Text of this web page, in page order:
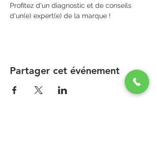
Profitez d'un diagnostic et de conseils
d'un(e) expert(e) de la marque !
Partager cet événement